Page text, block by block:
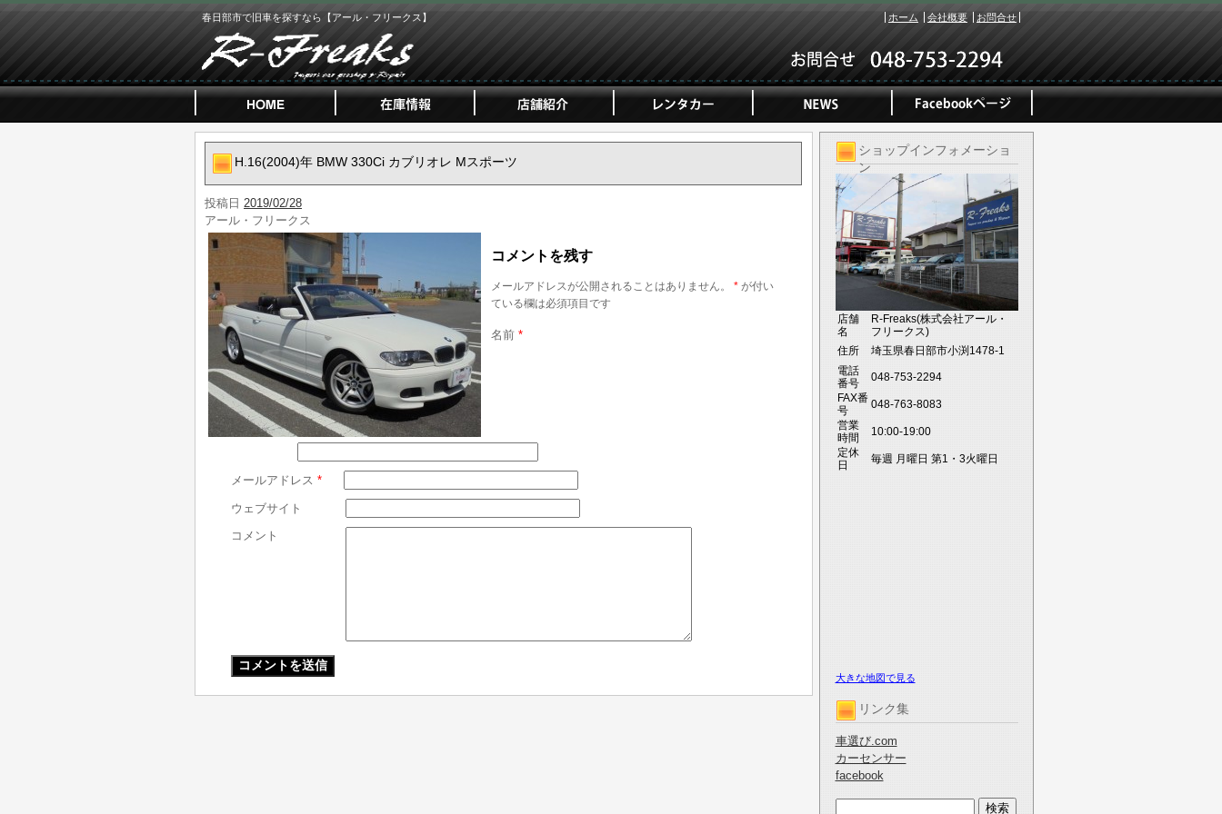
春日部市で旧車を探すなら【アール・フリークス】 ホーム 会社概要 お問合せ
ショップインフォメーショ
ン
店舗
名
R-Freaks(株式会社アール・
フリークス)
住所
埼玉県春日部市小渕1478-1
電話
番号
048-753-2294
FAX番
号
048-763-8083
営業
時間
10:00-19:00
定休
日
毎週 月曜日 第1・3火曜日
大きな地図で見る
リンク集
車選び.com
カーセンサー
facebook
H.16(2004)年 BMW 330Ci カブリオレ Mスポーツ
投稿日 2019/02/28
アール・フリークス
コメントを残す
メールアドレスが公開されることはありません。 * が付い
ている欄は必須項目です
名前 *
メールアドレス *
ウェブサイト
コメント